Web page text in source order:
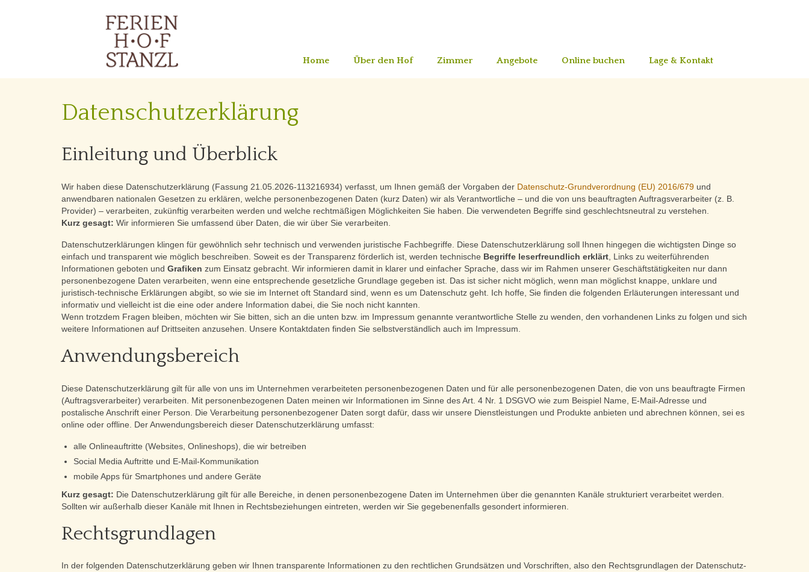
Home Über den Hof Zimmer Angebote Online buchen Lage & Kontakt
Datenschutzerklärung
Einleitung und Überblick
Wir haben diese Datenschutzerklärung (Fassung 21.05.2026-113216934) verfasst, um Ihnen gemäß der Vorgaben der Datenschutz-Grundverordnung (EU) 2016/679 und
anwendbaren nationalen Gesetzen zu erklären, welche personenbezogenen Daten (kurz Daten) wir als Verantwortliche – und die von uns beauftragten Auftragsverarbeiter (z. B.
Provider) – verarbeiten, zukünftig verarbeiten werden und welche rechtmäßigen Möglichkeiten Sie haben. Die verwendeten Begriffe sind geschlechtsneutral zu verstehen.
Kurz gesagt: Wir informieren Sie umfassend über Daten, die wir über Sie verarbeiten.
Datenschutzerklärungen klingen für gewöhnlich sehr technisch und verwenden juristische Fachbegriffe. Diese Datenschutzerklärung soll Ihnen hingegen die wichtigsten Dinge so
einfach und transparent wie möglich beschreiben. Soweit es der Transparenz förderlich ist, werden technische Begriffe leserfreundlich erklärt , Links zu weiterführenden
Informationen geboten und Grafiken zum Einsatz gebracht. Wir informieren damit in klarer und einfacher Sprache, dass wir im Rahmen unserer Geschäftstätigkeiten nur dann
personenbezogene Daten verarbeiten, wenn eine entsprechende gesetzliche Grundlage gegeben ist. Das ist sicher nicht möglich, wenn man möglichst knappe, unklare und
juristisch-technische Erklärungen abgibt, so wie sie im Internet oft Standard sind, wenn es um Datenschutz geht. Ich hoffe, Sie finden die folgenden Erläuterungen interessant und
informativ und vielleicht ist die eine oder andere Information dabei, die Sie noch nicht kannten.
Wenn trotzdem Fragen bleiben, möchten wir Sie bitten, sich an die unten bzw. im Impressum genannte verantwortliche Stelle zu wenden, den vorhandenen Links zu folgen und sich
weitere Informationen auf Drittseiten anzusehen. Unsere Kontaktdaten finden Sie selbstverständlich auch im Impressum.
Anwendungsbereich
Diese Datenschutzerklärung gilt für alle von uns im Unternehmen verarbeiteten personenbezogenen Daten und für alle personenbezogenen Daten, die von uns beauftragte Firmen
(Auftragsverarbeiter) verarbeiten. Mit personenbezogenen Daten meinen wir Informationen im Sinne des Art. 4 Nr. 1 DSGVO wie zum Beispiel Name, E-Mail-Adresse und
postalische Anschrift einer Person. Die Verarbeitung personenbezogener Daten sorgt dafür, dass wir unsere Dienstleistungen und Produkte anbieten und abrechnen können, sei es
online oder offline. Der Anwendungsbereich dieser Datenschutzerklärung umfasst:
alle Onlineauftritte (Websites, Onlineshops), die wir betreiben
Social Media Auftritte und E-Mail-Kommunikation
mobile Apps für Smartphones und andere Geräte
Kurz gesagt: Die Datenschutzerklärung gilt für alle Bereiche, in denen personenbezogene Daten im Unternehmen über die genannten Kanäle strukturiert verarbeitet werden.
Sollten wir außerhalb dieser Kanäle mit Ihnen in Rechtsbeziehungen eintreten, werden wir Sie gegebenenfalls gesondert informieren.
Rechtsgrundlagen
In der folgenden Datenschutzerklärung geben wir Ihnen transparente Informationen zu den rechtlichen Grundsätzen und Vorschriften, also den Rechtsgrundlagen der Datenschutz-